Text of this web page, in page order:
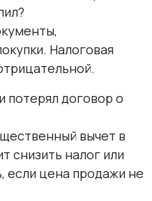
Налоговая
потерял договор о
вычет в
снизить налог или
если цена продажи не